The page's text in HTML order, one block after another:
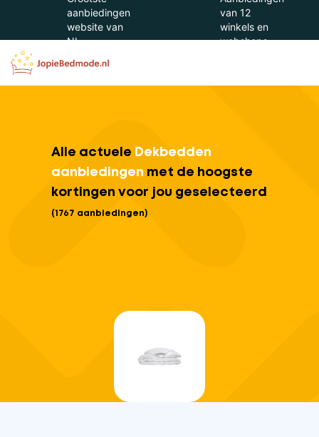
aanbiedingen
website van
NL
van 12
winkels en
webshops
Alle actuele Dekbedden
aanbiedingen met de hoogste
kortingen voor jou geselecteerd
(1767 aanbiedingen)